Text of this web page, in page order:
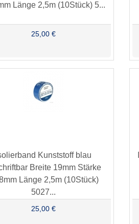
Länge 2,5m (10Stück) 5...
25,00 €
Kunststoff blau
Breite 19mm Stärke
Länge 2,5m (10Stück)
5027...
25,00 €